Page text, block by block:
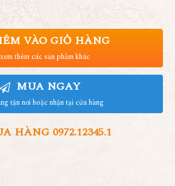
VÀO GIỎ HÀNG
thêm các sản phẩm khác
MUA NGAY
tận nơi hoặc nhận tại cửa hàng
HÀNG 0972.12345.1